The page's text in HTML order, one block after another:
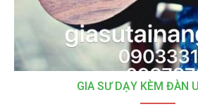
GIA SƯ DẠY KÈM ĐÀN